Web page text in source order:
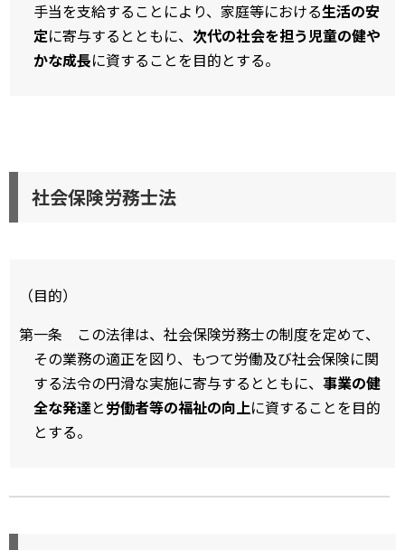
手当を支給することにより、家庭等における生活の安
定に寄与するとともに、 次代の社会を担う児童の健や
かな成長に資することを目的とする。
社会保険労務士法
（目的）
第一条 この法律は、社会保険労務士の制度を定めて、
その業務の適正を図り、もつて労働及び社会保険に関
する法令の円滑な実施に寄与するとともに、 事業の健
全な発達と労働者等の福祉の向上に資することを目的
とする。